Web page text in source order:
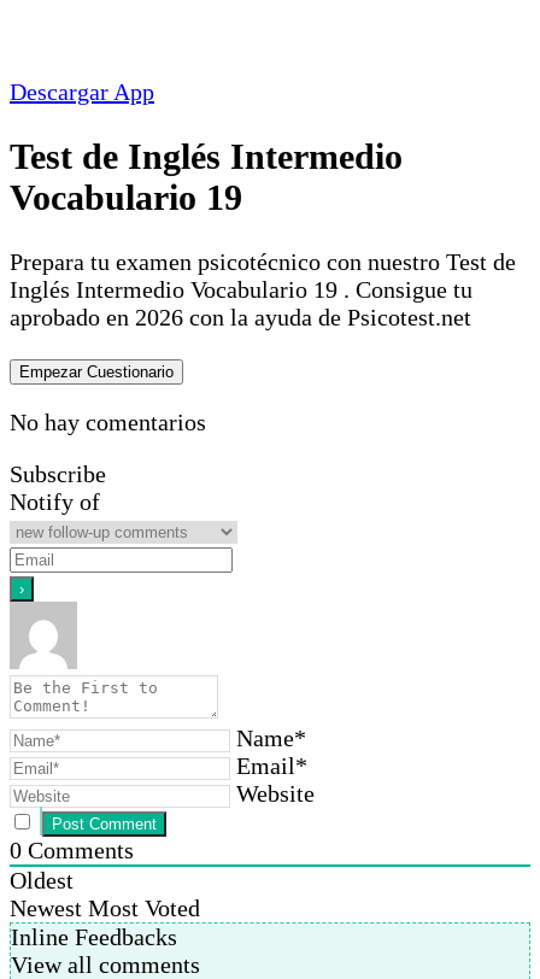
Descargar App
Test de Inglés Intermedio
Vocabulario 19
Prepara tu examen psicotécnico con nuestro Test de
Inglés Intermedio Vocabulario 19 . Consigue tu
aprobado en 2026 con la ayuda de Psicotest.net
No hay comentarios
Subscribe
Notify of
Name*
Email*
Website
0 Comments
Oldest
Newest Most Voted
Inline Feedbacks
View all comments